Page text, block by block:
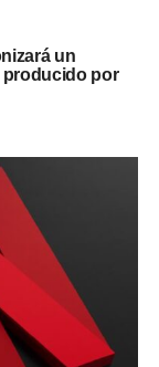
un
producido por